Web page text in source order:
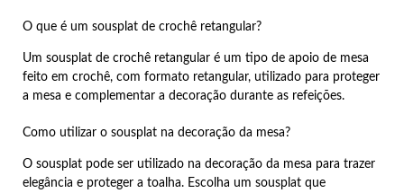
O que é um sousplat de crochê retangular?
Um sousplat de crochê retangular é um tipo de apoio de mesa
feito em crochê, com formato retangular, utilizado para proteger
a mesa e complementar a decoração durante as refeições.
Como utilizar o sousplat na decoração da mesa?
O sousplat pode ser utilizado na decoração da mesa para trazer
elegância e proteger a toalha. Escolha um sousplat que